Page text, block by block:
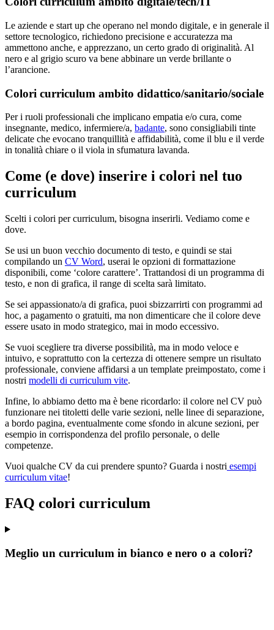
Le aziende e start up che operano nel mondo digitale, e in generale il
settore tecnologico, richiedono precisione e accuratezza ma
ammettono anche, e apprezzano, un certo grado di originalità. Al
nero e al grigio scuro va bene abbinare un verde brillante o
l’arancione.
Colori curriculum ambito didattico/sanitario/sociale
Per i ruoli professionali che implicano empatia e/o cura, come
insegnante, medico, infermiere/a, badante, sono consigliabili tinte
delicate che evocano tranquillità e affidabilità, come il blu e il verde
in tonalità chiare o il viola in sfumatura lavanda.
Come (e dove) inserire i colori nel tuo
curriculum
Scelti i colori per curriculum, bisogna inserirli. Vediamo come e
dove.
Se usi un buon vecchio documento di testo, e quindi se stai
compilando un CV Word, userai le opzioni di formattazione
disponibili, come ‘colore carattere’. Trattandosi di un programma di
testo, e non di grafica, il range di scelta sarà limitato.
Se sei appassionato/a di grafica, puoi sbizzarrirti con programmi ad
hoc, a pagamento o gratuiti, ma non dimenticare che il colore deve
essere usato in modo strategico, mai in modo eccessivo.
Se vuoi scegliere tra diverse possibilità, ma in modo veloce e
intuivo, e soprattutto con la certezza di ottenere sempre un risultato
professionale, conviene affidarsi a un template preimpostato, come i
nostri modelli di curriculum vite.
Infine, lo abbiamo detto ma è bene ricordarlo: il colore nel CV può
funzionare nei titoletti delle varie sezioni, nelle linee di separazione,
a bordo pagina, eventualmente come sfondo in alcune sezioni, per
esempio in corrispondenza del profilo personale, o delle
competenze.
Vuoi qualche CV da cui prendere spunto? Guarda i nostri esempi
curriculum vitae!
FAQ colori curriculum
Meglio un curriculum in bianco e nero o a colori?